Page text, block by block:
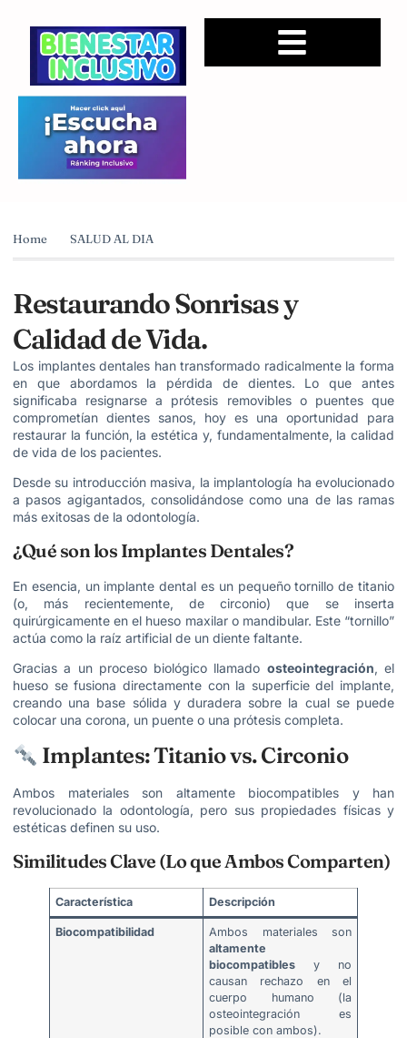
Home SALUD AL DIA
Restaurando Sonrisas y
Calidad de Vida.
Los implantes dentales han transformado radicalmente la forma
en que abordamos la pérdida de dientes. Lo que antes
significaba resignarse a prótesis removibles o puentes que
comprometían dientes sanos, hoy es una oportunidad para
restaurar la función, la estética y, fundamentalmente, la calidad
de vida de los pacientes.
Desde su introducción masiva, la implantología ha evolucionado
a pasos agigantados, consolidándose como una de las ramas
más exitosas de la odontología.
¿Qué son los Implantes Dentales?
En esencia, un implante dental es un pequeño tornillo de titanio
(o, más recientemente, de circonio) que se inserta
quirúrgicamente en el hueso maxilar o mandibular. Este “tornillo”
actúa como la raíz artificial de un diente faltante.
Gracias a un proceso biológico llamado osteointegración, el
hueso se fusiona directamente con la superficie del implante,
creando una base sólida y duradera sobre la cual se puede
colocar una corona, un puente o una prótesis completa.
Implantes: Titanio vs. Circonio
Ambos materiales son altamente biocompatibles y han
revolucionado la odontología, pero sus propiedades físicas y
estéticas definen su uso.
Similitudes Clave (Lo que Ambos Comparten)
Característica Descripción
Biocompatibilidad
Ambos materiales son
altamente
biocompatibles y no
causan rechazo en el
cuerpo humano (la
osteointegración es
posible con ambos).